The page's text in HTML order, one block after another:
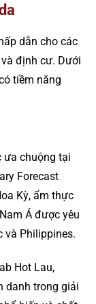
dẫn cho các
định cư. Dưới
tiềm năng
ưa chuộng tại
Forecast
Kỳ, ẩm thực
Á được yêu
và Philippines.
Hot Lau,
danh trong giải